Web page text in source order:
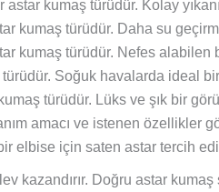
kumaş türüdür. Kolay
kumaş türüdür. Daha su
kumaş türüdür. Nefes alabilen
Soğuk havalarda ideal
türüdür. Lüks ve şık bir
amacı ve istenen özellikler
elbise için saten astar tercih
kazandırır. Doğru astar